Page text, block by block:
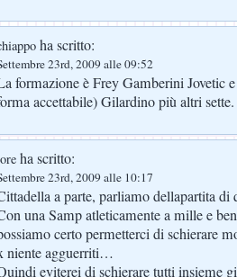
ha scritto:
23rd, 2009 alle 09:52
formazione è Frey Gamberini Jovetic
accettabile) Gilardino più altri sette.
ha scritto:
23rd, 2009 alle 10:17
a parte, parliamo dellapartita di
una Samp atleticamente a mille e
certo permetterci di schierare
niente agguerriti…
eviterei di schierare tutti insieme